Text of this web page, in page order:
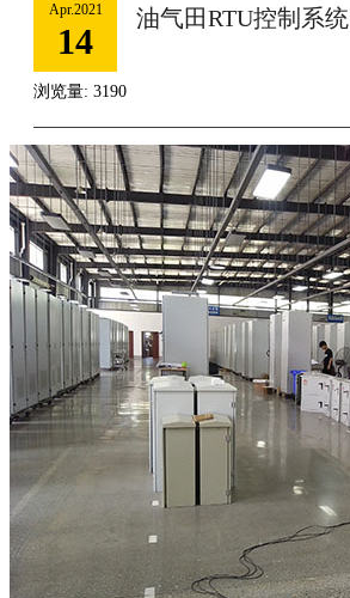
Apr.2021
14
浏览量: 3190
油气田RTU控制系统